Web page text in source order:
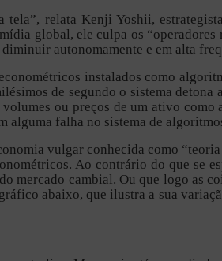
tela”, relata Kenji Yoshii,
global, ele culpa os
autonomamente e em alta
instalados como
de segundo o sistema
ou preços de um ativo como
falha no sistema de
vulgar conhecida como
Ao contrário do que se
cambial. Ou que logo as
abaixo, que ilustra a sua